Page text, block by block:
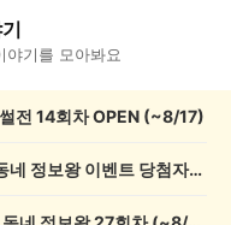
야기를 모아봐요
전 14회차 OPEN (~8/17)
💰[당첨자 발표] 26회차 우리 동네 정보왕 이벤트 당첨자를 발표합니다!